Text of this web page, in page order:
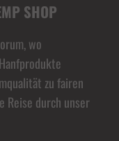
SHOP
wo
zu fairen
Reise durch unser